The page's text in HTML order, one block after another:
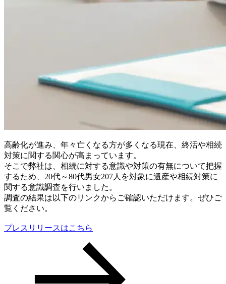
高齢化が進み、年々亡くなる方が多くなる現在、終活や相続
対策に関する関心が高まっています。
そこで弊社は、相続に対する意識や対策の有無について把握
するため、20代～80代男女207人を対象に遺産や相続対策に
関する意識調査を行いました。
調査の結果は以下のリンクからご確認いただけます。ぜひご
覧ください。
プレスリリースはこちら